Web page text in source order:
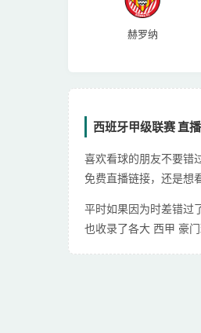
赫罗纳
西班牙甲级联赛 直
喜欢看球的朋友不要错
免费直播链接，还是想
平时如果因为时差错过
也收录了各大 西甲 豪